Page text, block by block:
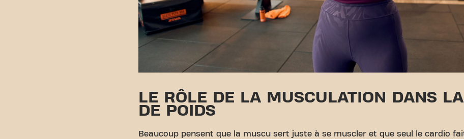
LE RÔLE DE LA MUSCULATION DANS
DE POIDS
Beaucoup pensent que la muscu sert juste à se muscler et que seul le cardio